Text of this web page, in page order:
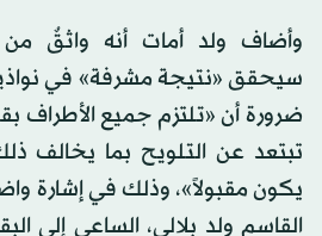
وأضاف ولد أمات أنه واثقٌ
سيحقق «نتيجة مشرفة» في
ضرورة أن «تلتزم جميع الأطراف
تبتعد عن التلويح بما يخالف
يكون مقبولاً»، وذلك في إشارة
القاسم ولد بلالي، الساعي إلى